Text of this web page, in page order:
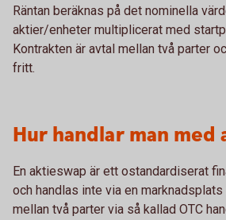
Räntan beräknas på det nominella
aktier/enheter multiplicerat med
Kontrakten är avtal mellan två parter
fritt.
Hur handlar man med
En aktieswap är ett ostandardiserat
och handlas inte via en
mellan två parter via så kallad OTC